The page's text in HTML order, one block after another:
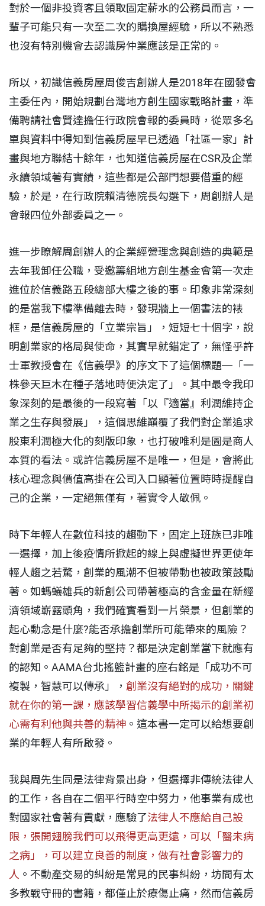
對於一個非投資客且領取固定薪水的公務員而言，一
輩子可能只有一次至二次的購換屋經驗，所以不熟悉
也沒有特別機會去認識房仲業應該是正常的。
所以，初識信義房屋周俊吉創辦人是2018年在國發會
主委任內，開始規劃台灣地方創生國家戰略計畫，準
備聘請社會賢達擔任行政院會報的委員時，從眾多名
單與資料中得知到信義房屋早已透過「社區一家」計
畫與地方聯結十餘年，也知道信義房屋在CSR及企業
永續領域著有實績，這些都是公部門想要借重的經
驗，於是，在行政院賴清德院長勾選下，周創辦人是
會報四位外部委員之一。
進一步瞭解周創辦人的企業經營理念與創造的典範是
去年我卸任公職，受邀籌組地方創生基金會第一次走
進位於信義路五段總部大樓之後的事。印象非常深刻
的是當我下樓準備離去時，發現牆上一個書法的裱
框，是信義房屋的「立業宗旨」，短短七十個字，說
明創業家的格局與使命，其實早就錨定了，無怪乎許
士軍教授會在《信義學》的序文下了這個標題─「一
株參天巨木在種子落地時便決定了」。其中最令我印
象深刻的是最後的一段寫著「以『適當』利潤維持企
業之生存與發展」，這個思維巔覆了我們對企業追求
股東利潤極大化的刻版印象，也打破唯利是圖是商人
本質的看法。或許信義房屋不是唯一，但是，會將此
核心理念與價值高掛在公司入口顯著位置時時提醒自
己的企業，一定絕無僅有，著實令人敬佩。
時下年輕人在數位科技的趨動下，固定上班族已非唯
一選擇，加上後疫情所掀起的線上與虛擬世界更使年
輕人趨之若騖，創業的風潮不但被帶動也被政策鼓勵
著。如螞蟻雄兵的新創公司帶著極高的含金量在新經
濟領域嶄露頭角，我們確實看到一片榮景，但創業的
起心動念是什麼?能否承擔創業所可能帶來的風險？
對創業是否有足夠的堅持？都是決定創業當下就應有
的認知。AAMA台北搖籃計畫的座右銘是「成功不可
複製，智慧可以傳承」， 創業沒有絕對的成功，關鍵
就在你的第一課，應該學習信義學中所揭示的創業初
心需有利他與共善的精神 。這本書一定可以給想要創
業的年輕人有所啟發。
我與周先生同是法律背景出身，但選擇非傳統法律人
的工作，各自在二個平行時空中努力，他事業有成也
對國家社會著有貢獻，應驗了法律人不應給自己設
限，張開翅膀我們可以飛得更高更遠，可以「醫未病
之病」，可以建立良善的制度，做有社會影響力的
人 。不動產交易的糾紛是常見的民事糾紛，坊間有太
多教戰守冊的書籍，都僅止於療傷止痛，然而信義房